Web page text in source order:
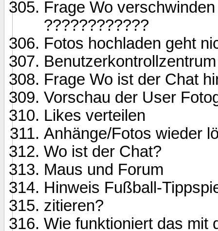
Frage Wo
????????????
Fotos hochladen geht
Benutzerkontrollzentrum
Frage Wo ist der Chat
Vorschau der User
Likes verteilen
Anhänge/Fotos wieder
Wo ist der Chat?
Maus und Forum
Hinweis Fußball-
zitieren?
Wie funktioniert das mit